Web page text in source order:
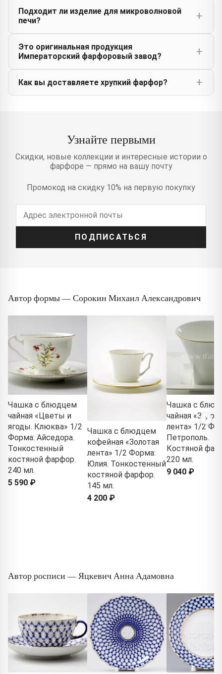
Подходит ли изделие для микроволновой
печи?
Это оригинальная продукция
Императорский фарфоровый завод?
Как вы доставляете хрупкий фарфор?
Узнайте первыми
Скидки, новые коллекции и интересные истории о
фарфоре — прямо на вашу почту
Промокод на скидку 10% на первую покупку
ПОДПИСАТЬСЯ
Автор формы — Сорокин Михаил Александрович
Чашка с блюдцем
чайная «Цветы и
ягоды. Клюква» 1/2
Форма: Айседора.
Тонкостенный
костяной фарфор.
240 мл.
5 590 ₽
Чашка с блюдцем
кофейная «Золотая
лента» 1/2 Форма:
Юлия. Тонкостенный
костяной фарфор.
145 мл.
4 200 ₽
Чашка с
чайная
лента» 1/2
Петрополь.
Костяной
220 мл.
9 040 ₽
Автор росписи — Яцкевич Анна Адамовна